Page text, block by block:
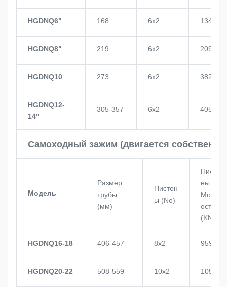
HGDNQ6" 168 6х2 134
HGDNQ8" 219 6х2 209
HGDNQ10 273 6х2 382
HGDNQ12-
14"
305-357 6х2 405
Самоходный зажим (двигается
Модель
Размер
трубы
(мм)
Пистон
ы (No)
Писто
ны
Мощн
ость
(KN)
HGDNQ16-18 406-457 8х2 959
HGDNQ20-22 508-559 10х2 1057